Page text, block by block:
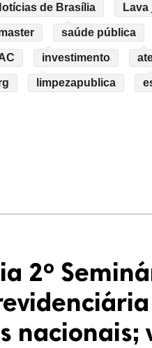
de Brasília Lava
saúde pública
investimento
limpezapublica
2º
nacionais;